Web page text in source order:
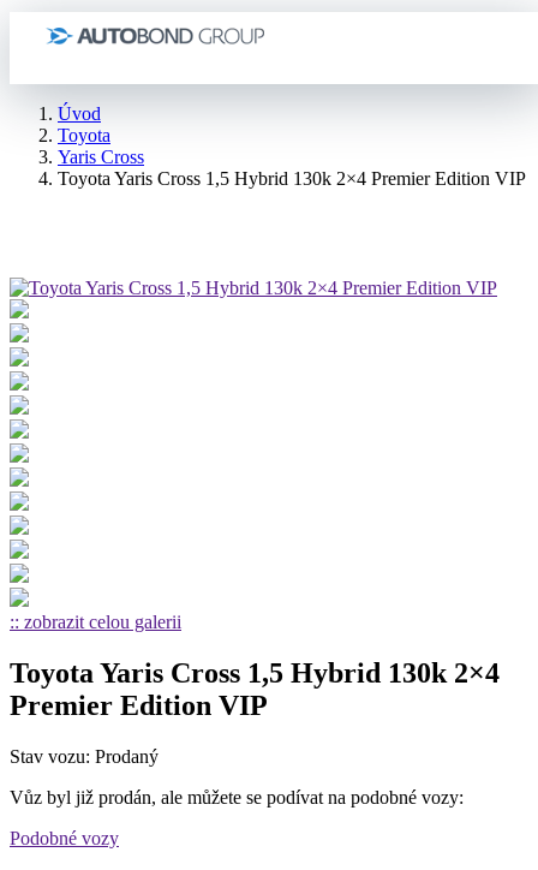
Úvod
Toyota
Yaris Cross
Toyota Yaris Cross 1,5 Hybrid 130k 2×4 Premier Edition VIP
:: zobrazit celou galerii
Toyota Yaris Cross 1,5 Hybrid 130k 2×4
Premier Edition VIP
Stav vozu: Prodaný
Vůz byl již prodán, ale můžete se podívat na podobné vozy:
Podobné vozy